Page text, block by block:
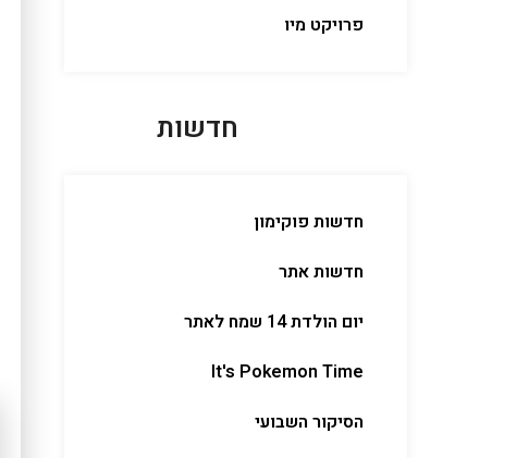
פרויקט מיו
חדשות
חדשות פוקימון
חדשות אתר
יום הולדת 14 שמח לאתר
It's Pokemon Time
הסיקור השבועי